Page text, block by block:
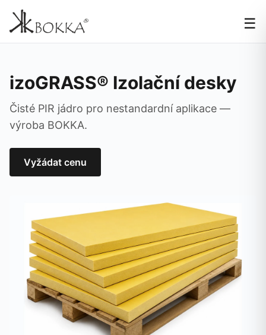
☰
izoGRASS® Izolační desky
Čisté PIR jádro pro nestandardní aplikace —
výroba BOKKA.
Vyžádat cenu